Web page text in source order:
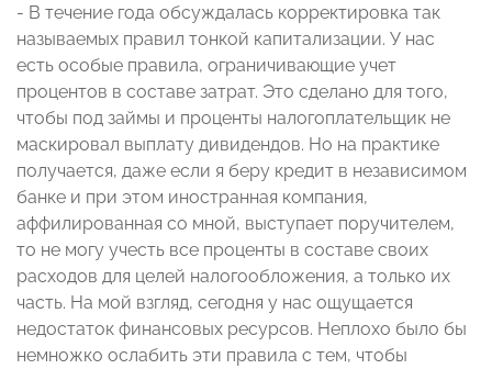
- В течение года обсуждалась корректировка так
называемых правил тонкой капитализации. У нас
есть особые правила, ограничивающие учет
процентов в составе затрат. Это сделано для того,
чтобы под займы и проценты налогоплательщик не
маскировал выплату дивидендов. Но на практике
получается, даже если я беру кредит в независимом
банке и при этом иностранная компания,
аффилированная со мной, выступает поручителем,
то не могу учесть все проценты в составе своих
расходов для целей налогообложения, а только их
часть. На мой взгляд, сегодня у нас ощущается
недостаток финансовых ресурсов. Неплохо было бы
немножко ослабить эти правила с тем, чтобы